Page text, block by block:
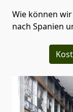
Wie können
nach Spanien